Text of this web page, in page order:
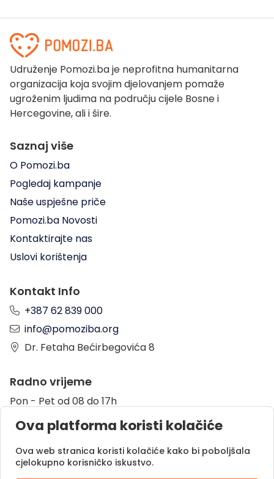
Udruženje Pomozi.ba je neprofitna humanitarna
organizacija koja svojim djelovanjem pomaže
ugroženim ljudima na području cijele Bosne i
Hercegovine, ali i šire.
Saznaj više
O Pomozi.ba
Pogledaj kampanje
Naše uspješne priče
Pomozi.ba Novosti
Kontaktirajte nas
Uslovi korištenja
Kontakt Info
+387 62 839 000
info@pomoziba.org
Dr. Fetaha Bećirbegovića 8
Radno vrijeme
Pon - Pet od 08 do 17h
Sub od 10 do 17h
Nedjelja - neradni dan
Donacije putem
Ova platforma koristi kolačiće
Ova web stranica koristi kolačiće kako bi poboljšala
cjelokupno korisničko iskustvo.